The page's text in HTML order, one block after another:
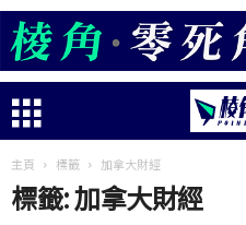
主頁 標籤 加拿大財經
標籤: 加拿大財經